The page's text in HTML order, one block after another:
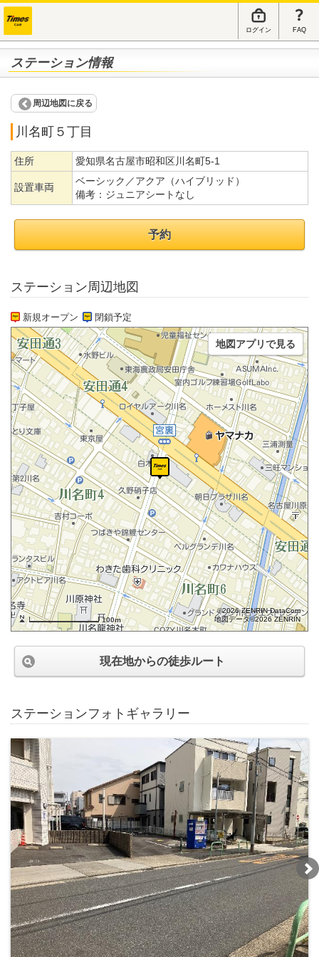
ログイン FAQ
ステーション情報
周辺地図に戻る
川名町５丁目
住所 愛知県名古屋市昭和区川名町5-1
設置車両
ベーシック／アクア（ハイブリッド）
備考： ジュニアシートなし
予約
ステーション周辺地図
新規オープン 閉鎖予定
100m
©2026 ZENRIN DataCom
地図データ©2026 ZENRIN
地図アプリで見る
現在地からの徒歩ルート
ステーションフォトギャラリー